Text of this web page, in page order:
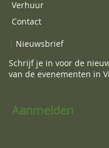
Verhuur
Contact
Nieuwsbrief
Schrijf je in voor de
van de evenementen in
Aanmelden